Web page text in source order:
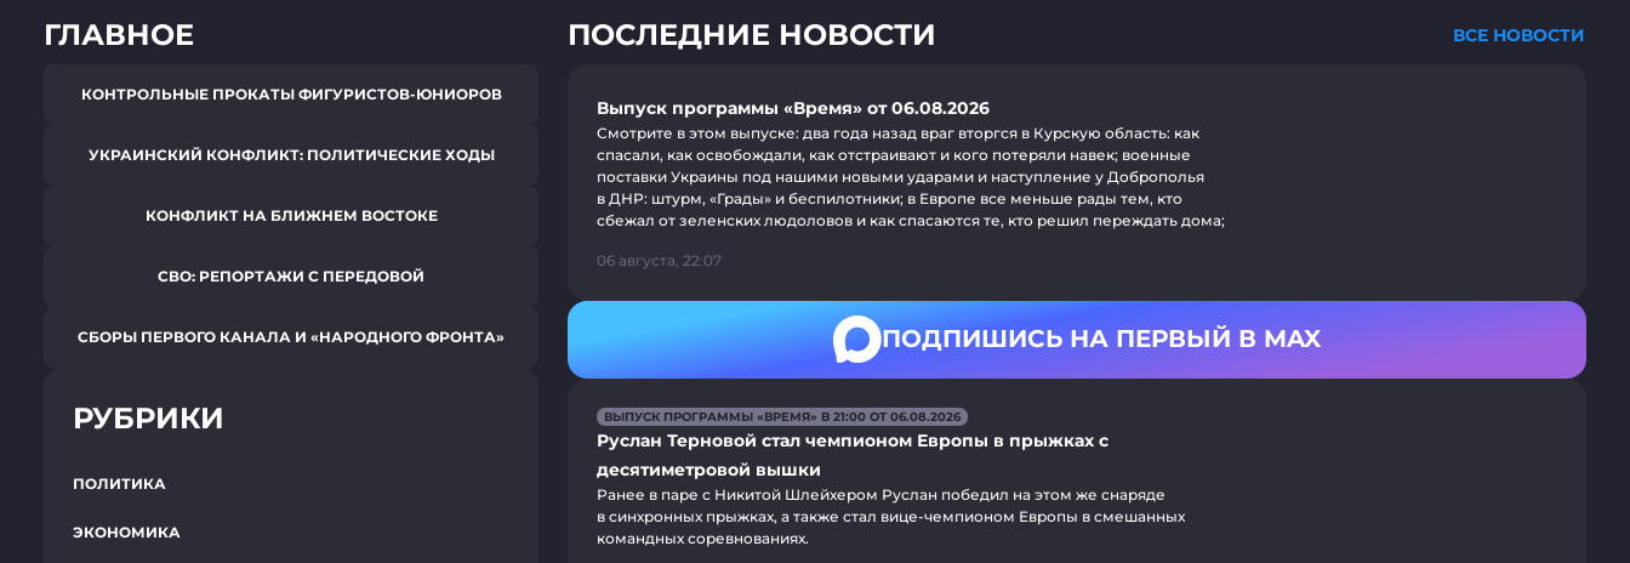
ГЛАВНОЕ
КОНТРОЛЬНЫЕ ПРОКАТЫ ФИГУРИСТОВ-ЮНИОРОВ
УКРАИНСКИЙ КОНФЛИКТ: ПОЛИТИЧЕСКИЕ ХОДЫ
КОНФЛИКТ НА БЛИЖНЕМ ВОСТОКЕ
СВО: РЕПОРТАЖИ С ПЕРЕДОВОЙ
СБОРЫ ПЕРВОГО КАНАЛА И «НАРОДНОГО ФРОНТА»
РУБРИКИ
ПОЛИТИКА
ЭКОНОМИКА
ПОСЛЕДНИЕ НОВОСТИ ВСЕ НОВОСТИ
Выпуск программы «Время» от 06.08.2026
Смотрите в этом выпуске: два года назад враг вторгся в Курскую область: как
спасали, как освобождали, как отстраивают и кого потеряли навек; военные
поставки Украины под нашими новыми ударами и наступление у Доброполья
в ДНР: штурм, «Грады» и беспилотники; в Европе все меньше рады тем, кто
сбежал от зеленских людоловов и как спасаются те, кто решил переждать дома;
06 августа, 22:07
ПОДПИШИСЬ НА ПЕРВЫЙ В MAX
ВЫПУСК ПРОГРАММЫ «ВРЕМЯ» В 21:00 ОТ 06.08.2026
Руслан Терновой стал чемпионом Европы в прыжках с
десятиметровой вышки
Ранее в паре с Никитой Шлейхером Руслан победил на этом же снаряде
в синхронных прыжках, а также стал вице-чемпионом Европы в смешанных
командных соревнованиях.